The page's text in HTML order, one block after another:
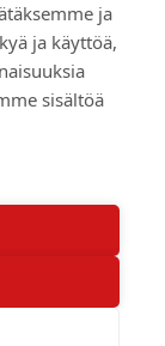
ja
ja käyttöä,
sisältöä